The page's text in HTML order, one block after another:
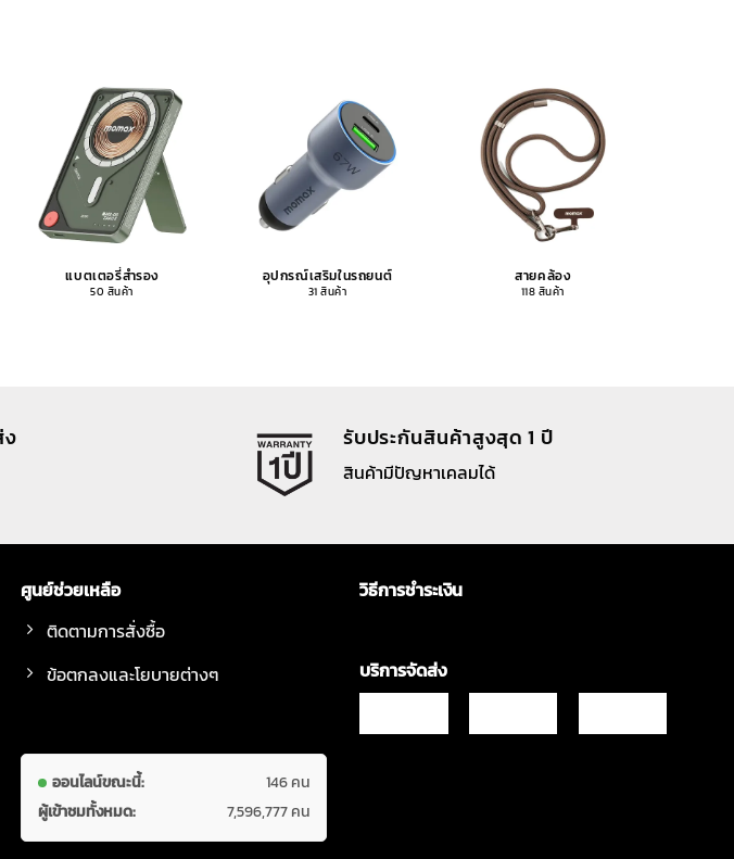
แบตเตอรี่สำรอง
50 สินค้า
อุปกรณ์เสริมในรถยนต์
31 สินค้า
สายคล้อง
118 สินค้า
รับประกันสินค้าสูงสุด 1 ปี
สินค้ามีปัญหาเคลมได้
ศูนย์ช่วยเหลือ
ติดตามการสั่งซื้อ
ข้อตกลงและโยบายต่างๆ
ออนไลน์ขณะนี้:
146 คน
ผู้เข้าชมทั้งหมด:
7,596,777 คน
วิธีการชำระเงิน
บริการจัดส่ง